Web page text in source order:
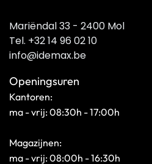
Mariëndal 33 - 2400 Mol
Tel. +32 14 96 02 10
info@idemax.be
Openingsuren
Kantoren:
ma - vrij: 08:30h - 17:00h
Magazijnen:
ma - vrij: 08:00h - 16:30h